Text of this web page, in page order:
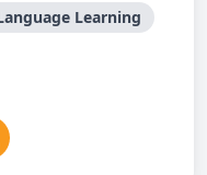
Learning